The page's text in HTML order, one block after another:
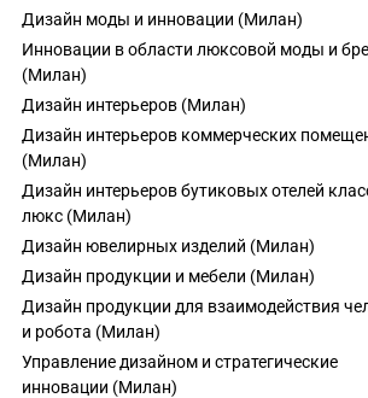
Дизайн моды и инновации (Милан)
Инновации в области люксовой моды и
(Милан)
Дизайн интерьеров (Милан)
Дизайн интерьеров коммерческих
(Милан)
Дизайн интерьеров бутиковых отелей
люкс (Милан)
Дизайн ювелирных изделий (Милан)
Дизайн продукции и мебели (Милан)
Дизайн продукции для взаимодействия
и робота (Милан)
Управление дизайном и стратегические
инновации (Милан)